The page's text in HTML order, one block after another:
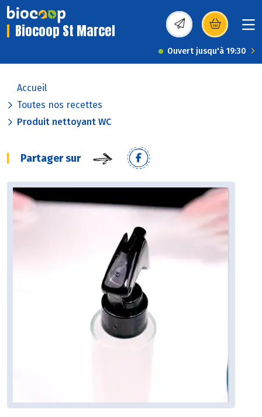
Biocoop St Marcel (s’ouvre dans une
Ouvert jusqu'à 19:30
Accueil
Toutes nos recettes
Produit nettoyant WC
Partager sur